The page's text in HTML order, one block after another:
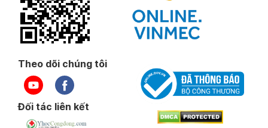
Theo dõi chúng tôi
Đối tác liên kết